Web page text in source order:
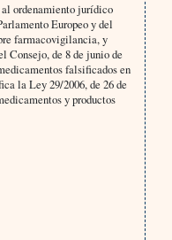
al ordenamiento jurídico
Europeo y del
farmacovigilancia, y
Consejo, de 8 de junio de
falsificados en
la Ley 29/2006, de 26 de
y productos